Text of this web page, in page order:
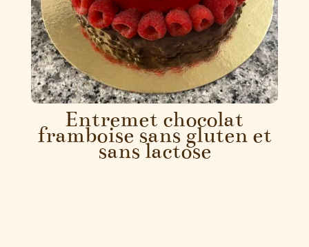
Entremet chocolat
framboise sans gluten et
sans lactose